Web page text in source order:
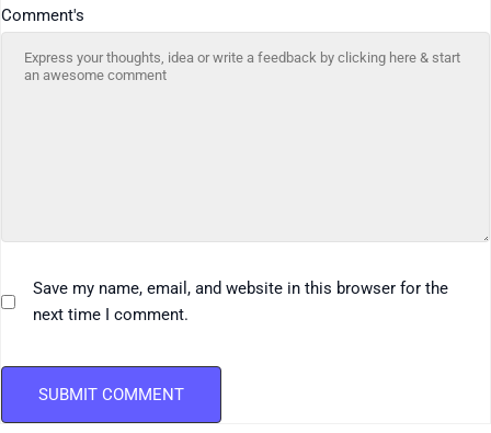
Comment's
Save my name, email, and website in this browser for the
next time I comment.